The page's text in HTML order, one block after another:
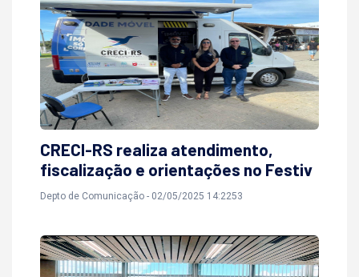
CRECI-RS realiza atendimento,
fiscalização e orientações no Festiv
Depto de Comunicação - 02/05/2025 14:2253